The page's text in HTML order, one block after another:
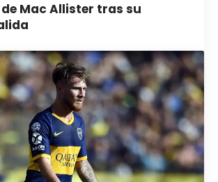
de Mac Allister tras su